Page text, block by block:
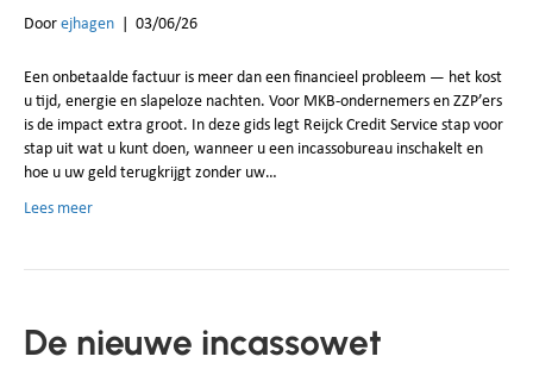
Door ejhagen 03/06/26
Een onbetaalde factuur is meer dan een financieel probleem — het kost
u tijd, energie en slapeloze nachten. Voor MKB-ondernemers en ZZP’ers
is de impact extra groot. In deze gids legt Reijck Credit Service stap voor
stap uit wat u kunt doen, wanneer u een incassobureau inschakelt en
hoe u uw geld terugkrijgt zonder uw…
Lees meer
De nieuwe incassowet